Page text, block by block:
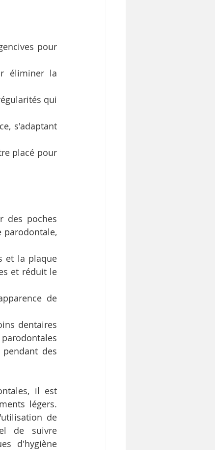
pour
éliminer la
qui
s'adaptant
placé pour
des poches
parodontale,
et la plaque
et réduit le
de
dentaires
des
il est
légers.
de
de suivre
d'hygiène